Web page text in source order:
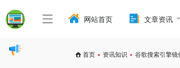
网站首页 文章资讯
首页 • 资讯知识 • 谷歌搜索引擎镜